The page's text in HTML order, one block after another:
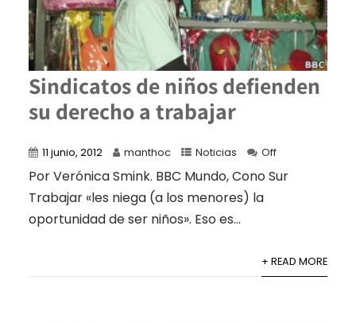
Sindicatos de niños defienden
su derecho a trabajar
11 junio, 2012 manthoc Noticias Off
Por Verónica Smink. BBC Mundo, Cono Sur
Trabajar «les niega (a los menores) la
oportunidad de ser niños». Eso es...
+ READ MORE